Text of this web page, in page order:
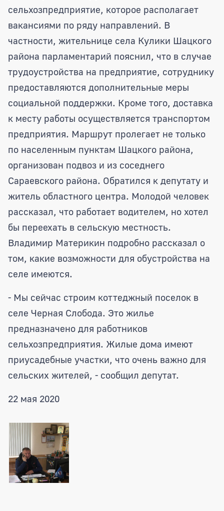
сельхозпредприятие, которое располагает
вакансиями по ряду направлений. В
частности, жительнице села Кулики Шацкого
района парламентарий пояснил, что в случае
трудоустройства на предприятие, сотруднику
предоставляются дополнительные меры
социальной поддержки. Кроме того, доставка
к месту работы осуществляется транспортом
предприятия. Маршрут пролегает не только
по населенным пунктам Шацкого района,
организован подвоз и из соседнего
Сараевского района. Обратился к депутату и
житель областного центра. Молодой человек
рассказал, что работает водителем, но хотел
бы переехать в сельскую местность.
Владимир Материкин подробно рассказал о
том, какие возможности для обустройства на
селе имеются.
- Мы сейчас строим коттеджный поселок в
селе Черная Слобода. Это жилье
предназначено для работников
сельхозпредприятия. Жилые дома имеют
приусадебные участки, что очень важно для
сельских жителей, - сообщил депутат.
22 мая 2020